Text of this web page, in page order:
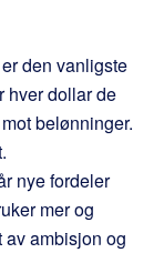
den vanligste
hver dollar de
belønninger.
nye fordeler
mer og
av ambisjon og